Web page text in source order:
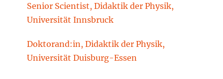
Technische Universität Cottbus-Senftenberg
Senior Scientist, Didaktik der Physik,
Universität Innsbruck
Doktorand:in, Didaktik der Physik,
Universität Duisburg-Essen